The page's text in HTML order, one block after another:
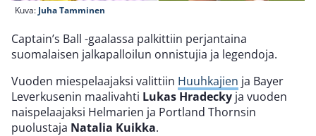
Kuva: Juha Tamminen
Captain’s Ball -gaalassa palkittiin perjantaina
suomalaisen jalkapalloilun onnistujia ja legendoja.
Vuoden miespelaajaksi valittiin Huuhkajien ja Bayer
Leverkusenin maalivahti Lukas Hradecky ja vuoden
naispelaajaksi Helmarien ja Portland Thornsin
puolustaja Natalia Kuikka.